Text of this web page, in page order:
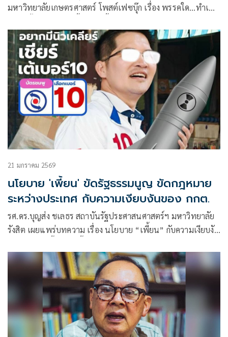
มหาวิทยาลัยเกษตรศาสตร์ โพสต์เฟซบุ๊ก เรื่อง พรรคใด…ทำเพื่อ
21 มกราคม 2569
นโยบาย 'เพี้ยน' ขัดรัฐธรรมนูญ ขัดกฎหมาย
ระหว่างประเทศ กับความเงียบงันของ กกต.
รศ.ดร.บุญส่ง ชเลธร สถาบันรัฐประศาสนศาสตร์ฯ มหาวิทยาลัย
รังสิต เผยแพร่บทความ เรื่อง นโยบาย “เพี้ยน” กับความเงียบงัน